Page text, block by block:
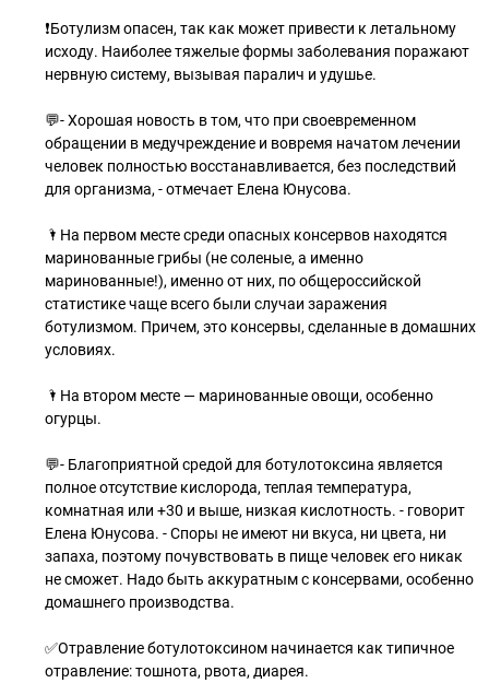
❗Ботулизм опасен, так как может привести к летальному
исходу. Наиболее тяжелые формы заболевания поражают
нервную систему, вызывая паралич и удушье.
💬- Хорошая новость в том, что при своевременном
обращении в медучреждение и вовремя начатом лечении
человек полностью восстанавливается, без последствий
для организма, - отмечает Елена Юнусова.
🌂На первом месте среди опасных консервов находятся
маринованные грибы (не соленые, а именно
маринованные!), именно от них, по общероссийской
статистике чаще всего были случаи заражения
ботулизмом. Причем, это консервы, сделанные в домашних
условиях.
🌂На втором месте — маринованные овощи, особенно
огурцы.
💬- Благоприятной средой для ботулотоксина является
полное отсутствие кислорода, теплая температура,
комнатная или +30 и выше, низкая кислотность. - говорит
Елена Юнусова. - Споры не имеют ни вкуса, ни цвета, ни
запаха, поэтому почувствовать в пище человек его никак
не сможет. Надо быть аккуратным с консервами, особенно
домашнего производства.
✅Отравление ботулотоксином начинается как типичное
отравление: тошнота, рвота, диарея.